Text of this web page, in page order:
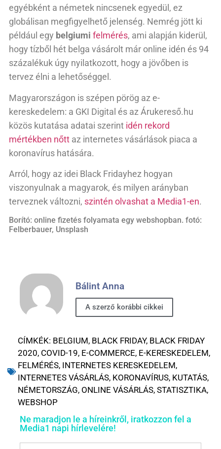
egyébként a németek nincsenek egyedül, ez
globálisan megfigyelhető jelenség. Nemrég jött ki
például egy belgiumi felmérés, ami alapján kiderül,
hogy tízből hét belga vásárolt már online idén és 94
százalékuk úgy nyilatkozott, hogy a jövőben is
tervez élni a lehetőséggel.
Magyarországon is szépen pörög az e-
kereskedelem: a GKI Digital és az Árukereső.hu
közös kutatása adatai szerint idén rekord
mértékben nőtt az internetes vásárlások piaca a
koronavírus hatására.
Arról, hogy az idei Black Fridayhez hogyan
viszonyulnak a magyarok, és milyen arányban
terveznek változni, szintén olvashat a Media1-en.
Borító: online fizetés folyamata egy webshopban. fotó:
Felberbauer, Unsplash
Bálint Anna
A szerző korábbi cikkei
CÍMKÉK: BELGIUM, BLACK FRIDAY, BLACK FRIDAY
2020, COVID-19, E-COMMERCE, E-KERESKEDELEM,
FELMÉRÉS, INTERNETES KERESKEDELEM,
INTERNETES VÁSÁRLÁS, KORONAVÍRUS, KUTATÁS,
NÉMETORSZÁG, ONLINE VÁSÁRLÁS, STATISZTIKA,
WEBSHOP
Ne maradjon le a híreinkről, iratkozzon fel a
Media1 napi hírlevelére!